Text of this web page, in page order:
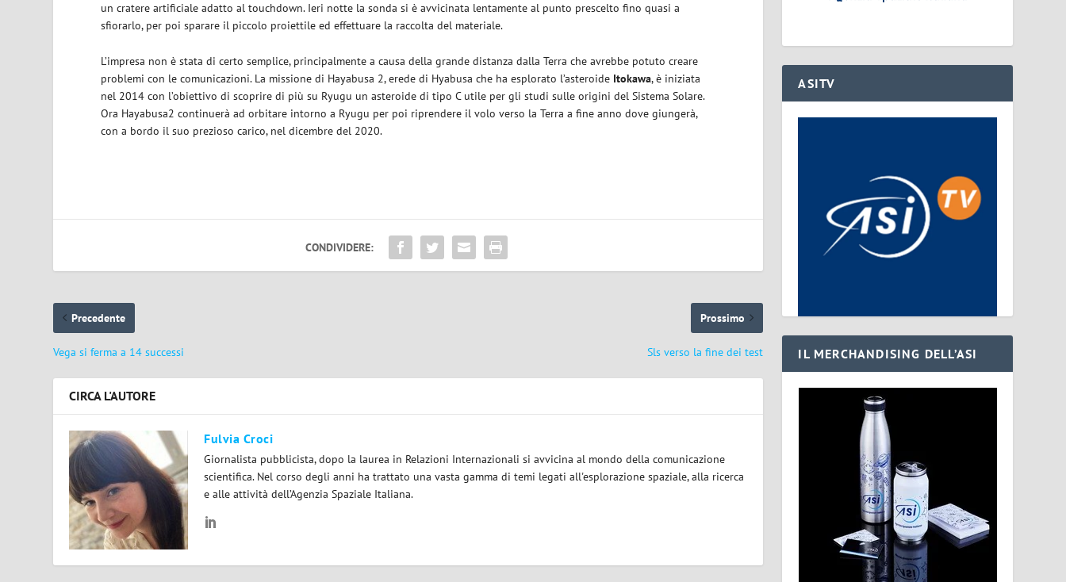
un cratere artificiale adatto al touchdown. Ieri notte la sonda si è avvicinata lentamente al punto prescelto fino quasi a
sfiorarlo, per poi sparare il piccolo proiettile ed effettuare la raccolta del materiale.
L’impresa non è stata di certo semplice, principalmente a causa della grande distanza dalla Terra che avrebbe potuto creare
problemi con le comunicazioni. La missione di Hayabusa 2, erede di Hyabusa che ha esplorato l’asteroide Itokawa, è iniziata
nel 2014 con l’obiettivo di scoprire di più su Ryugu un asteroide di tipo C utile per gli studi sulle origini del Sistema Solare.
Ora Hayabusa2 continuerà ad orbitare intorno a Ryugu per poi riprendere il volo verso la Terra a fine anno dove giungerà,
con a bordo il suo prezioso carico, nel dicembre del 2020.
CONDIVIDERE:
Precedente
Vega si ferma a 14 successi
Prossimo
Sls verso la fine dei test
CIRCA L'AUTORE
Fulvia Croci
Giornalista pubblicista, dopo la laurea in Relazioni Internazionali si avvicina al mondo della comunicazione
scientifica. Nel corso degli anni ha trattato una vasta gamma di temi legati all'esplorazione spaziale, alla ricerca
e alle attività dell’Agenzia Spaziale Italiana.
ASITV
IL MERCHANDISING DELL’ASI